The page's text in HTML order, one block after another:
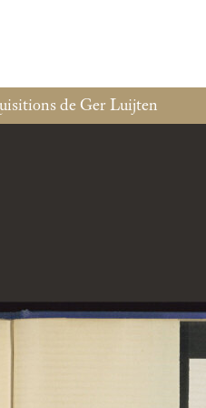
sites/fondationcustodia.fr/
de Ger Luijten